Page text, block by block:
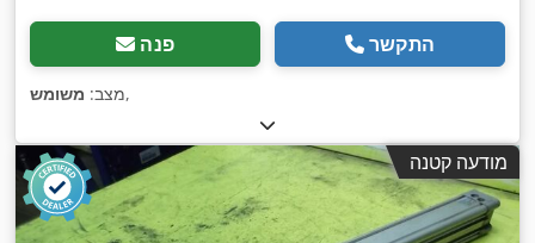
פנה התקשר
מצב: משומש ,
מודעה קטנה